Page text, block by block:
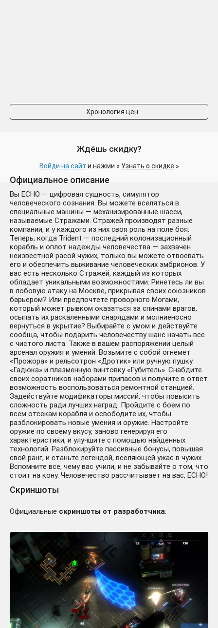
Хронология цен
Ждёшь скидку?
Войди на сайт и нажми « Узнать о скидке »
Официальное описание
Вы ECHO — цифровая сущность, симулятор
человеческого сознания. Вы можете вселяться в
специальные машины — механизированные шасси,
называемые Стражами. Стражей производят разные
компании, и у каждого из них своя роль на поле боя.
Теперь, когда Trident — последний колонизационный
корабль и оплот надежды человечества — захвачен
неизвестной расой чужих, только вы можете отвоевать
его и обеспечить выживание человеческих эмбрионов. У
вас есть несколько Стражей, каждый из которых
обладает уникальными возможностями. Ринетесь ли вы
в лобовую атаку на Москве, прикрывая своих союзников
барьером? Или предпочтете проворного Могами,
который может рывком оказаться за спинами врагов,
осыпать их раскаленными снарядами и молниеносно
вернуться в укрытие? Выбирайте с умом и действуйте
сообща, чтобы подарить человечеству шанс начать все
с чистого листа. Также в вашем распоряжении целый
арсенал оружия и умений. Возьмите с собой огнемет
«Прожора» и рельсотрон «Дротик» или ручную пушку
«Гадюка» и плазменную винтовку «Губитель». Снабдите
своих соратников наборами припасов и получите в ответ
возможность воспользоваться ремонтной станцией.
Задействуйте модификаторы миссий, чтобы повысить
сложность ради лучших наград. Пройдите с боем по
всем отсекам корабля и освободите их, чтобы
разблокировать новые умения и оружие. Настройте
оружие по своему вкусу, заново генерируя его
характеристики, и улучшите с помощью найденных
технологий. Разблокируйте пассивные бонусы, повышая
свой ранг, и станьте легендой, вселяющей ужас в чужих.
Вспомните все, чему вас учили, и не забывайте о том, что
стоит на кону. Человечество рассчитывает на вас, ECHO!
Скриншоты
Официальные скриншоты от разработчика: